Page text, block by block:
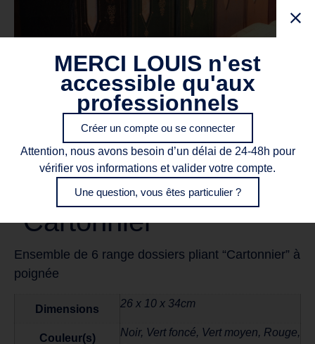
6 Range dossiers
“Cartonnier”
Ensemble de 6 range dossiers pliant “Cartonnier” à
poignée
Dimensions 26 x 10 x 34cm
Couleur(s)
Noir, Vert foncé, Vert moyen, Rouge,
MERCI LOUIS n'est
accessible qu'aux
professionnels
Créer un compte ou se connecter
Attention, nous avons besoin d’un délai de 24-48h pour
vérifier vos informations et valider votre compte.
Une question, vous êtes particulier ?